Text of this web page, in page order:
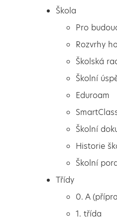
Pro budoucí prvňáčky
Rozvrhy hodin
Školská rada
Škola
Pro
Rozvrhy
Školská
Školní
Eduroam
Školní
Historie
Školní
Třídy
0. A
1. třída
Přípravka